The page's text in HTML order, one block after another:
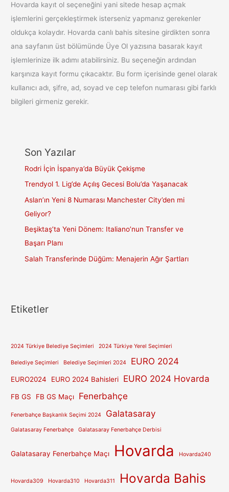
Hovarda kayıt ol seçeneğini yani sitede hesap açmak
işlemlerini gerçekleştirmek isterseniz yapmanız gerekenler
oldukça kolaydır. Hovarda canlı bahis sitesine girdikten sonra
ana sayfanın üst bölümünde Üye Ol yazısına basarak kayıt
işlemlerinize ilk adımı atabilirsiniz. Bu seçeneğin ardından
karşınıza kayıt formu çıkacaktır. Bu form içerisinde genel olarak
kullanıcı adı, şifre, ad, soyad ve cep telefon numarası gibi farklı
bilgileri girmeniz gerekir.
Son Yazılar
Rodri İçin İspanya’da Büyük Çekişme
Trendyol 1. Lig’de Açılış Gecesi Bolu’da Yaşanacak
Aslan’ın Yeni 8 Numarası Manchester City’den mi
Geliyor?
Beşiktaş’ta Yeni Dönem: Italiano’nun Transfer ve
Başarı Planı
Salah Transferinde Düğüm: Menajerin Ağır Şartları
Etiketler
2024 Türkiye Belediye Seçimleri 2024 Türkiye Yerel Seçimleri
Belediye Seçimleri Belediye Seçimleri 2024 EURO 2024
EURO2024 EURO 2024 Bahisleri EURO 2024 Hovarda
FB GS FB GS Maçı Fenerbahçe
Fenerbahçe Başkanlık Seçimi 2024 Galatasaray
Galatasaray Fenerbahçe Galatasaray Fenerbahçe Derbisi
Galatasaray Fenerbahçe Maçı Hovarda Hovarda240
Hovarda309 Hovarda310 Hovarda311 Hovarda Bahis